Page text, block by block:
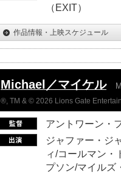
（EXIT）
作品情報・上映スケジュール
Michael／マイケル
®, TM & © 2026 Lions Gate
アントワーン・
ジャファー・ジ
ィ/コールマン・
プソン/マイルズ